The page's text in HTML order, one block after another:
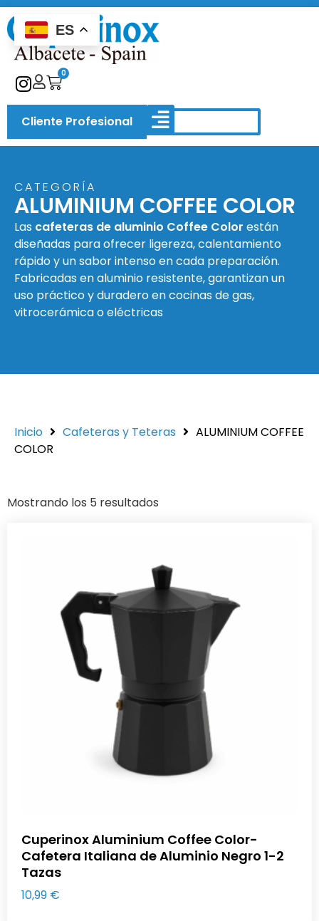
Cliente Profesional
0
CATEGORÍA
ALUMINIUM COFFEE COLOR
Las cafeteras de aluminio Coffee Color están
diseñadas para ofrecer ligereza, calentamiento
rápido y un sabor intenso en cada preparación.
Fabricadas en aluminio resistente, garantizan un
uso práctico y duradero en cocinas de gas,
vitrocerámica o eléctricas
Inicio Cafeteras y Teteras
ALUMINIUM COFFEE
COLOR
Mostrando los 5 resultados
Cuperinox Aluminium Coffee Color-
Cafetera Italiana de Aluminio Negro 1-2
Tazas
10,99 €
ES